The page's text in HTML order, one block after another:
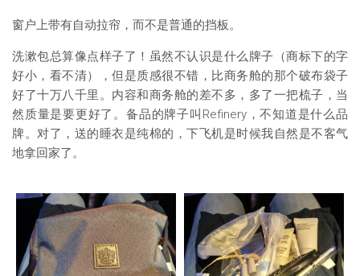
窗户上带有自动拉帘，而不是普通的挡板。
洗漱包总算像点样子了！虽然不认识是什么牌子（商标下的字
好小，看不清），但是质感很不错，比商务舱的那个破布袋子
好了十万八千里。内容和商务舱的差不多，多了一把梳子，当
然质量是要更好了。备品的牌子叫Refinery，不知道是什么品
牌。对了，送的睡衣是纯棉的，下飞机是时候我自然是不客气
地拿回家了。